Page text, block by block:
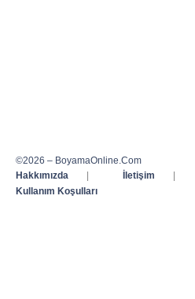
©2026 – BoyamaOnline.Com
Hakkımızda
| İletişim |
Kullanım Koşulları